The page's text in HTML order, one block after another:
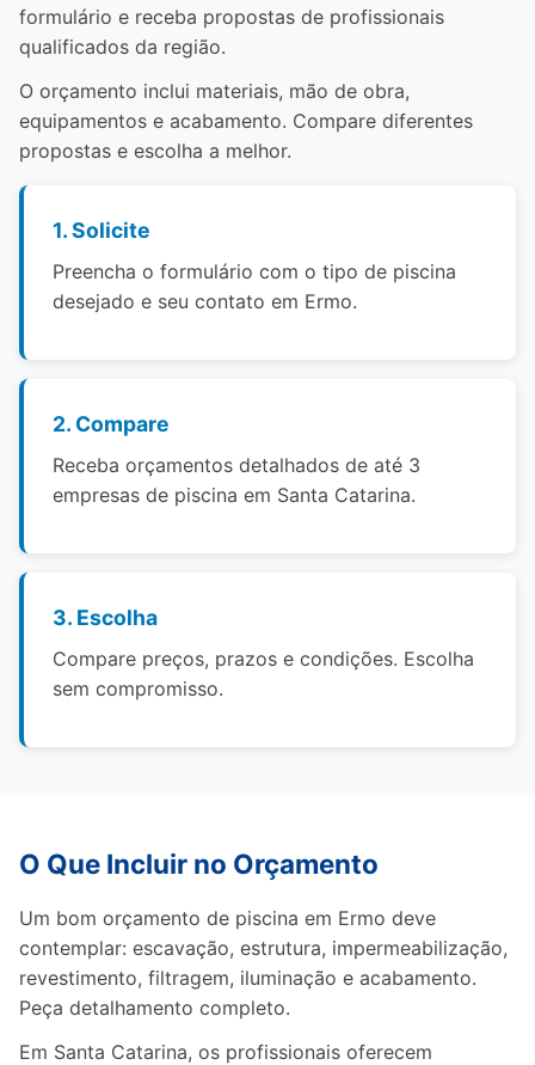
formulário e receba propostas de profissionais
qualificados da região.
O orçamento inclui materiais, mão de obra,
equipamentos e acabamento. Compare diferentes
propostas e escolha a melhor.
1. Solicite
Preencha o formulário com o tipo de piscina
desejado e seu contato em Ermo.
2. Compare
Receba orçamentos detalhados de até 3
empresas de piscina em Santa Catarina.
3. Escolha
Compare preços, prazos e condições. Escolha
sem compromisso.
O Que Incluir no Orçamento
Um bom orçamento de piscina em Ermo deve
contemplar: escavação, estrutura, impermeabilização,
revestimento, filtragem, iluminação e acabamento.
Peça detalhamento completo.
Em Santa Catarina, os profissionais oferecem